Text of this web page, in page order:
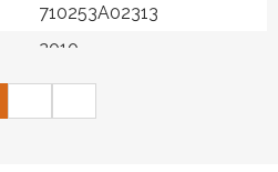
710253A02313
2010
Électrique
4,39 m